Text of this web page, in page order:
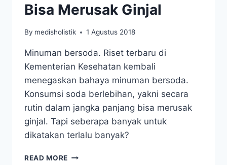
Bisa Merusak Ginjal
By medisholistik 1 Agustus 2018
Minuman bersoda. Riset terbaru di
Kementerian Kesehatan kembali
menegaskan bahaya minuman bersoda.
Konsumsi soda berlebihan, yakni secara
rutin dalam jangka panjang bisa merusak
ginjal. Tapi seberapa banyak untuk
dikatakan terlalu banyak?
READ MORE CUKUP